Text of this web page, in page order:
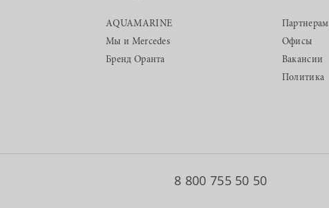
AQUAMARINE
Мы и Mercedes
Бренд Оранта
Партнерам
Офисы
Вакансии
Политика
8 800 755 50 50